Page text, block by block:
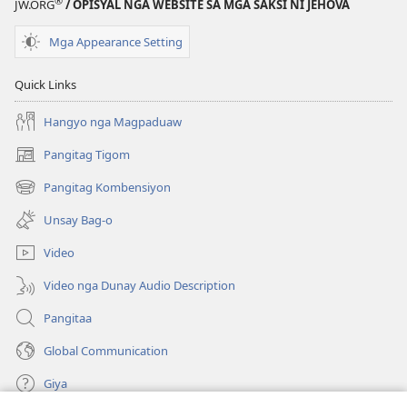
Holy Holy
JW.ORG / OPISYAL NGA WEBSITE SA MGA SAKSI NI JEHOVA
Mga Appearance Setting
Quick Links
Hangyo nga Magpaduaw
Pangitag Tigom
(mo-
open
ug
bag-
ong
window)
Pangitag Kombensiyon
(mo-
open
ug
bag-
ong
window)
Unsay Bag-o
Video
Video nga Dunay Audio Description
Pangitaa
Global Communication
Giya